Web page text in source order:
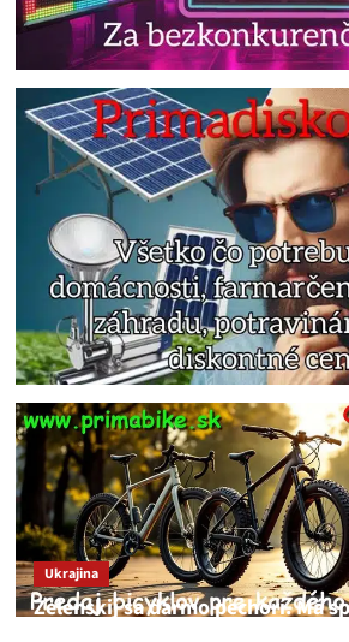
Ukrajina
Zelenskij sa darmo pechorí. Má